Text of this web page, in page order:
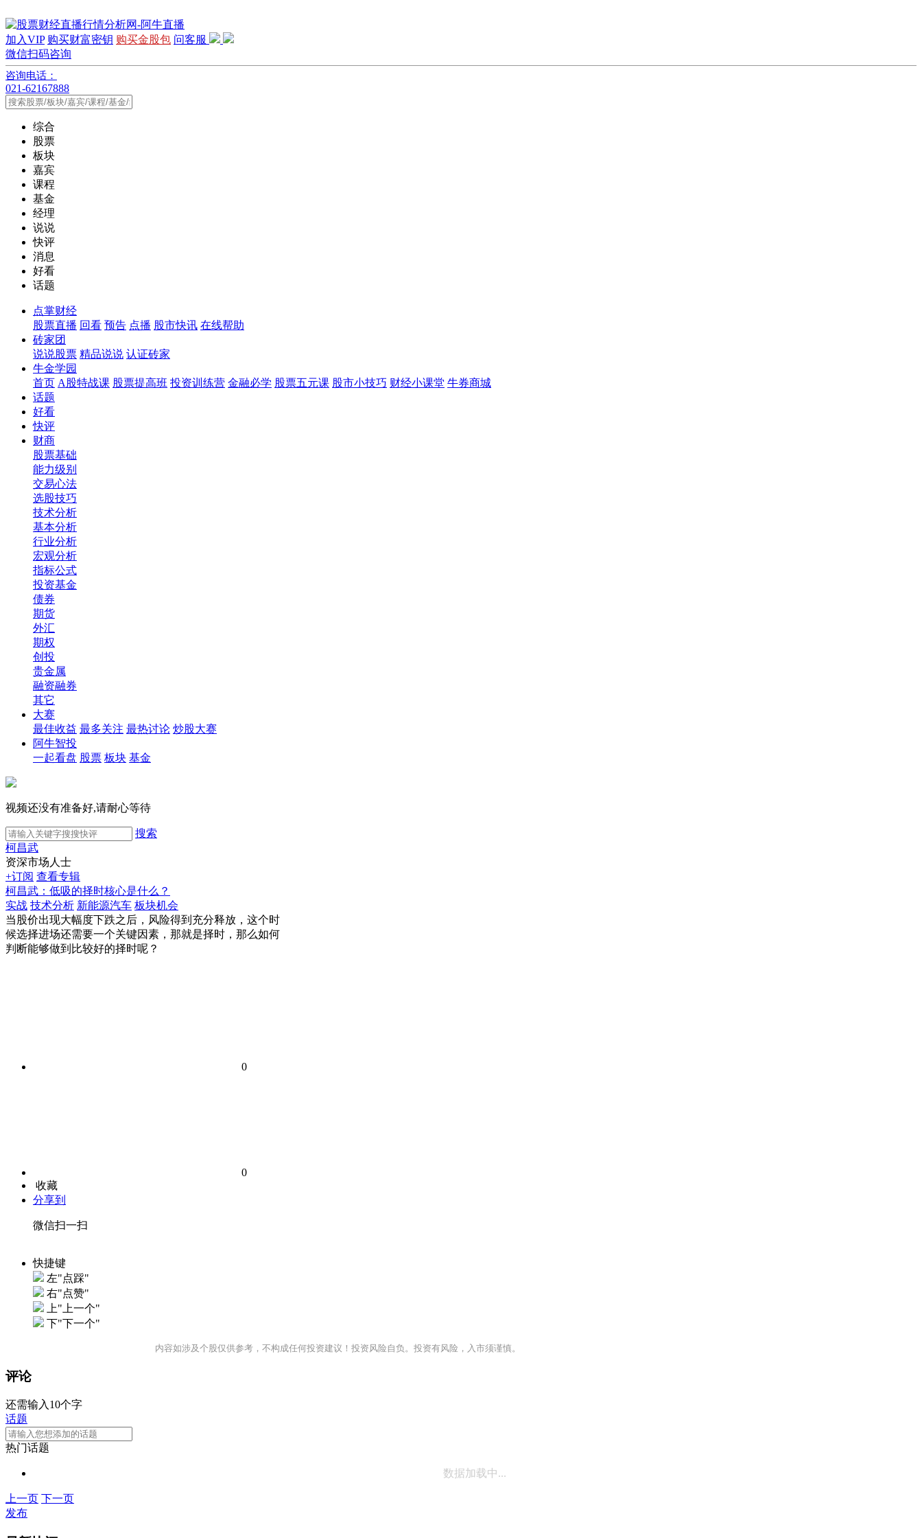
加入VIP 购买财富密钥 购买金股包 问客服
微信扫码咨询
咨询电话：
021-62167888
综合
股票
板块
嘉宾
课程
基金
经理
说说
快评
消息
好看
话题
点掌财经
股票直播 回看 预告 点播 股市快讯 在线帮助
砖家团
说说股票 精品说说 认证砖家
牛金学园
首页 A股特战课 股票提高班 投资训练营 金融必学 股票五元课 股市小技巧 财经小课堂 牛券商城
话题
好看
快评
财商
股票基础
能力级别
交易心法
选股技巧
技术分析
基本分析
行业分析
宏观分析
指标公式
投资基金
债券
期货
外汇
期权
创投
贵金属
融资融券
其它
大赛
最佳收益 最多关注 最热讨论 炒股大赛
阿牛智投
一起看盘 股票 板块 基金
视频还没有准备好,请耐心等待
搜索
柯昌武
资深市场人士
+订阅 查看专辑
柯昌武：低吸的择时核心是什么？
实战 技术分析 新能源汽车 板块机会
当股价出现大幅度下跌之后，风险得到充分释放，这个时
候选择进场还需要一个关键因素，那就是择时，那么如何
判断能够做到比较好的择时呢？
0
0
收藏
分享到
微信扫一扫
快捷键
左"点踩"
右"点赞"
上"上一个"
下"下一个"
内容如涉及个股仅供参考，不构成任何投资建议！投资风险自负。投资有风险，入市须谨慎。
评论
还需输入10个字
话题
热门话题
数据加载中...
上一页 下一页
发布